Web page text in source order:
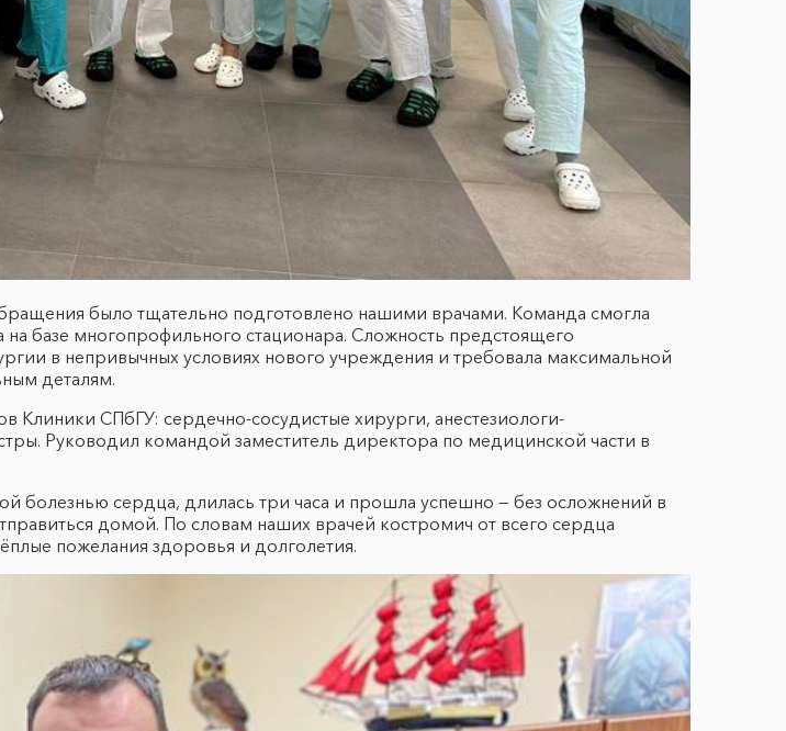
было тщательно подготовлено нашими врачами. Команда смогла
базе многопрофильного стационара. Сложность предстоящего
в непривычных условиях нового учреждения и требовала максимальной
деталям.
СПбГУ: сердечно-сосудистые хирурги, анестезиологи-
Руководил командой заместитель директора по медицинской части в
болезнью сердца, длилась три часа и прошла успешно — без осложнений в
домой. По словам наших врачей костромич от всего сердца
пожелания здоровья и долголетия.